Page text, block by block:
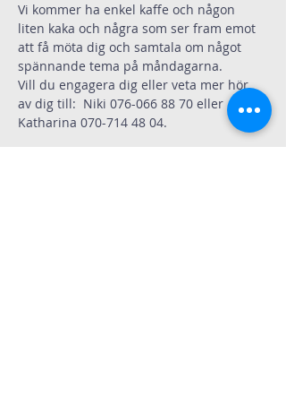
Vi kommer ha enkel kaffe och någon
liten kaka och några som ser fram emot
att få möta dig och samtala om något
spännande tema på måndagarna.
Vill du engagera dig eller veta mer hör
av dig till:  Niki 076-066 88 70 eller
Katharina 070-714 48 04.